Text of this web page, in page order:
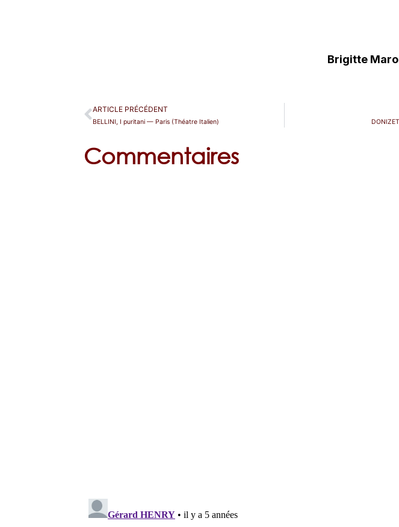
Brigitte
ARTICLE PRÉCÉDENT
BELLINI, I puritani — Paris (Théatre Italien)
Commentaires